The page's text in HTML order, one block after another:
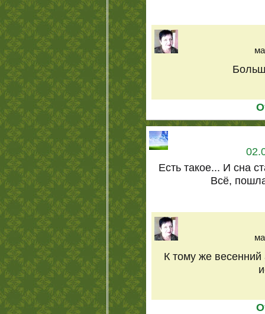
Есть такое... И сна
Всё,
К тому же